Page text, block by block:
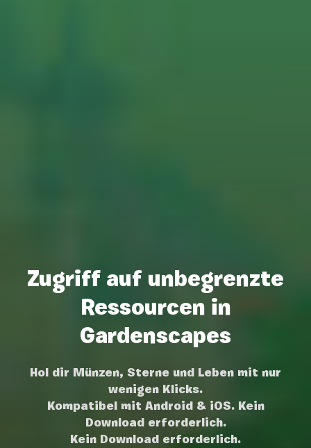
Zugriff auf unbegrenzte
Ressourcen in
Gardenscapes
Hol dir Münzen, Sterne und Leben mit nur
wenigen Klicks.
Kompatibel mit Android & iOS. Kein
Download erforderlich.
Kein Download erforderlich.